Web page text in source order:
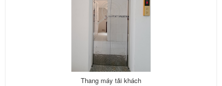
Thang máy tải khách